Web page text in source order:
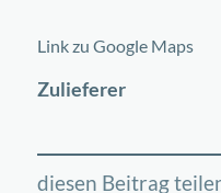
+
Link zu Google Maps
Zulieferer